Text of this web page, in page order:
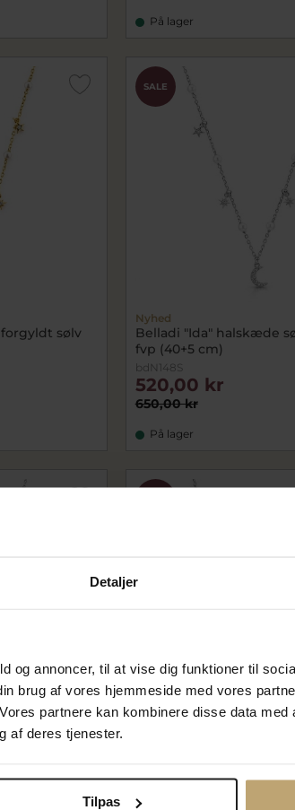
Detaljer
og annoncer, til at vise dig funktioner til
brug af vores hjemmeside med vores
partnere kan kombinere disse data med
af deres tjenester.
Tilpas
På lager
sølv
SALE
Nyhed
Belladi "Ida" halskæde
fvp (40+5 cm)
bdN148S
650,00 kr
520,00 kr
På lager
sølv m. cz
bdN146S
360,00 kr